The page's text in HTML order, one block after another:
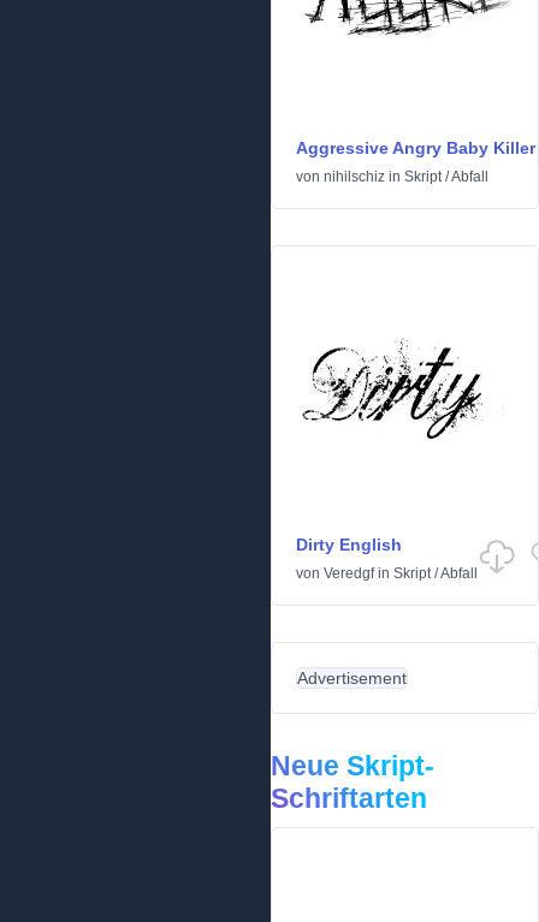
Aggressive Angry Baby Killer
von nihilschiz in Skript/Abfall
Dirty English
von Veredgfin Skript/Abfall
Advertisement
Neue Skript-
Schriftarten